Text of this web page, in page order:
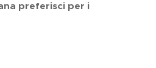
preferisci per i